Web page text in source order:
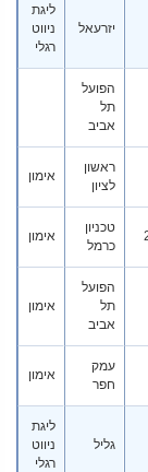
יזרעאל
ליגת
ניווט
רגלי
הפועל
תל
אביב
ראשון
לציון
אימון
טכניון
כרמל
אימון
הפועל
תל
אביב
אימון
עמק
חפר
אימון
גליל
ליגת
ניווט
רגלי